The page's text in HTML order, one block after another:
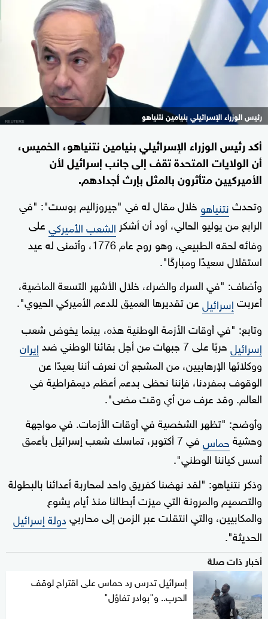
رئيس الوزراء الإسرائيلي بنيامين نتنياهو
أكد رئيس الوزراء الإسرائيلي بنيامين نتنياهو، الخميس،
أن الولايات المتحدة تقف إلى جانب إسرائيل لأن
الأميركيين متأثرون بالمثل بإرث أجدادهم.
وتحدثنتنياهو خلال مقال له في "جيروزاليم بوست": "في
الرابع من يوليو الحالي، أود أن أشكر الشعب الأميركيعلى
وفائه لحقه الطبيعي، وهو روح عام 1776، وأتمنى له عيد
استقلال سعيدًا ومباركًا".
وأضاف: "في السراء والضراء، خلال الأشهر التسعة الماضية،
أعربتإسرائيلعن تقديرها العميق للدعم الأميركي الحيوي".
وتابع: "في أوقات الأزمة الوطنية هذه، بينما يخوض شعب
إسرائيلحربًا على 7 جبهات من أجل بقائنا الوطني ضد
إيران
ووكلائها الإرهابيين، من المشجع أن نعرف أننا بعيدًا عن
الوقوف بمفردنا، فإننا نحظى بدعم أعظم ديمقراطية في
العالم. وقد عرف من أي وقت مضى".
وأوضح: "تظهر الشخصية في أوقات الأزمات. في مواجهة
وحشيةحماس
في 7 أكتوبر، تماسك شعب إسرائيل بأعمق
أسس كياننا الوطني".
وذكر نتنياهو: "لقد نهضنا كفريق واحد لمحاربة أعدائنا بالبطولة
والتصميم والمرونة التي ميزت أبطالنا منذ أيام يشوع
والمكابيين، والتي انتقلت عبر الزمن إلى محاربيدولة إسرائيل
الحديثة".
أخبار ذات صلة
إسرائيل تدرس رد حماس على اقتراح لوقف
الحرب.. و"بوادر تفاؤل"